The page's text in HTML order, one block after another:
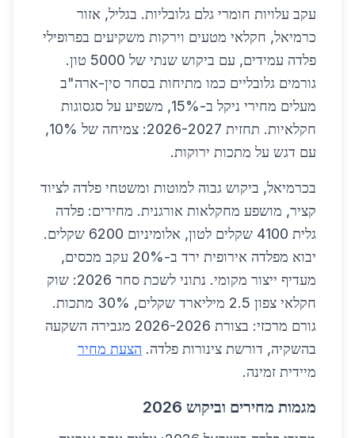
עקב עלויות חומרי גלם גלובליות. בגליל, אזור
כרמיאל, חקלאי מטעים וירקות משקיעים בפרופילי
פלדה עמידים, עם ביקוש שנתי של 5000 טון.
גורמים גלובליים כמו מתיחות בסחר סין-ארה"ב
מעלים מחירי ניקל ב-15%, משפיע על סגסוגות
חקלאיות. תחזית 2026-2027: צמיחה של 10%,
עם דגש על מתכות ירוקות.
בכרמיאל, ביקוש גבוה למוטות ומשטחי פלדה לציוד
קציר, מושפע מחקלאות אורגנית. מחירים: פלדה
גלית 4100 שקלים לטון, אלומיניום 6200 שקלים.
יבוא מפלדה אירופית ירד ב-20% עקב מכסים,
מעדיף ייצור מקומי. נתוני לשכת סחר 2026: שוק
חקלאי צפון 2.5 מיליארד שקלים, 30% מתכות.
גורם מרכזי: בצורת 2026-2026 מגבירה השקעה
בהשקיה, דורשת צינורות פלדה. הצעת מחיר
מיידית זמינה.
מגמות מחירים וביקוש 2026